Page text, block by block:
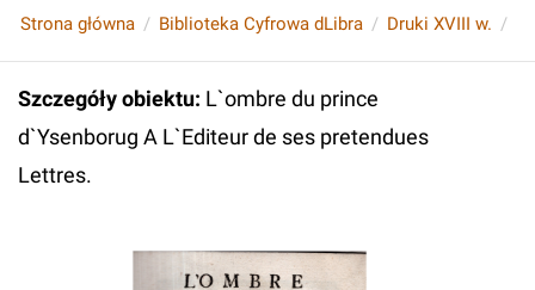
Strona główna Biblioteka Cyfrowa dLibra Druki XVIII w.
Szczegóły obiektu: L`ombre du prince
d`Ysenborug A L`Editeur de ses pretendues
Lettres.